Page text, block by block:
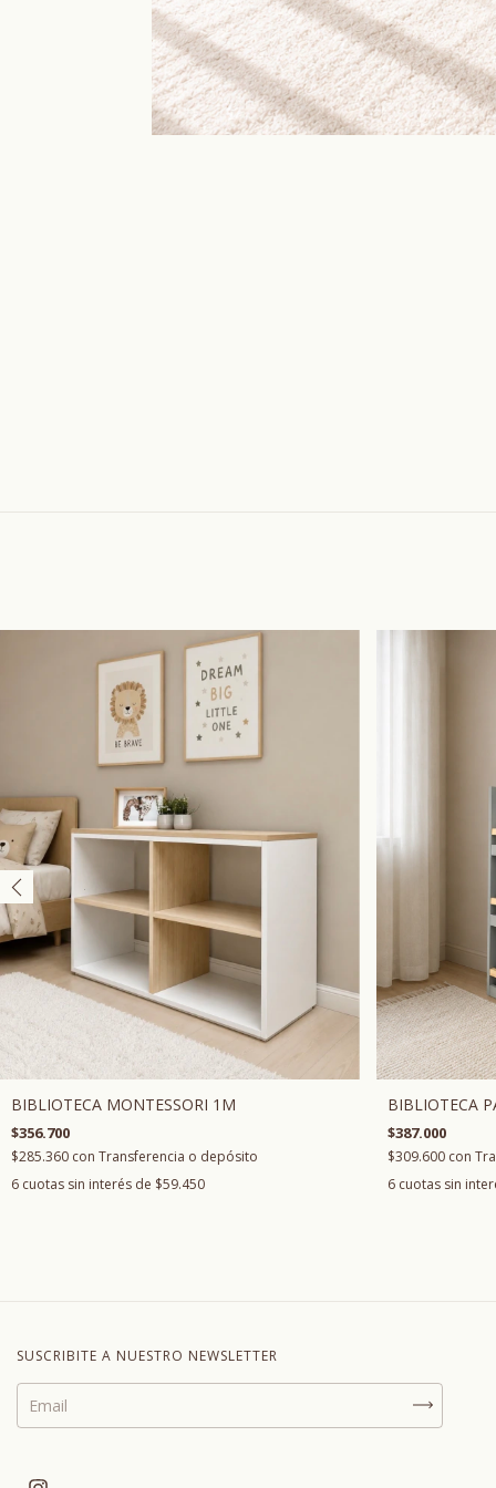
BIBLIOTECA MONTESSORI 1M
$356.700
$285.360 con Transferencia o depósito
6 cuotas sin interés de $59.450
BIBLIOTECA
$387.000
$309.600 con
6 cuotas sin
SUSCRIBITE A NUESTRO NEWSLETTER